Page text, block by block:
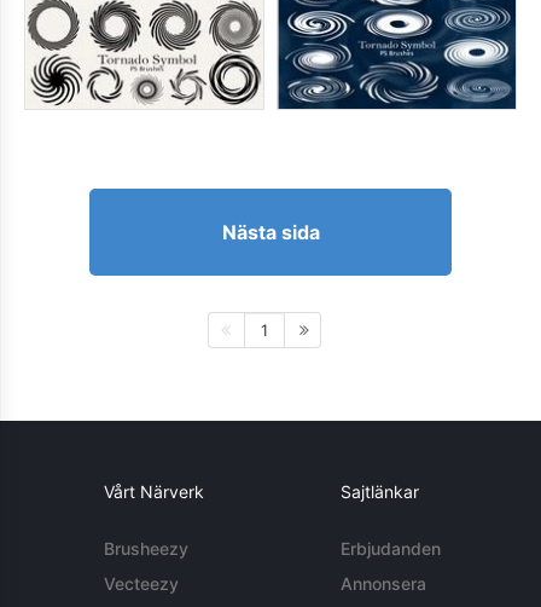
Nästa sida
1
Vårt Närverk
Brusheezy
Vecteezy
Sajtlänkar
Erbjudanden
Annonsera